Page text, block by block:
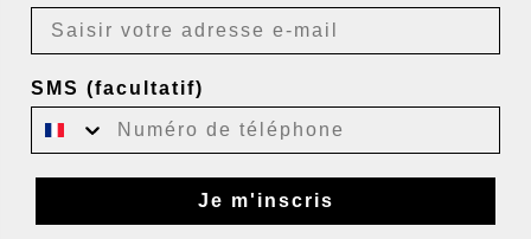
SMS (facultatif)
Je m'inscris